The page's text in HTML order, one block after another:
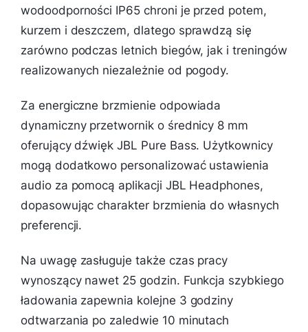
wodoodporności IP65 chroni je przed potem,
kurzem i deszczem, dlatego sprawdzą się
zarówno podczas letnich biegów, jak i treningów
realizowanych niezależnie od pogody.
Za energiczne brzmienie odpowiada
dynamiczny przetwornik o średnicy 8 mm
oferujący dźwięk JBL Pure Bass. Użytkownicy
mogą dodatkowo personalizować ustawienia
audio za pomocą aplikacji JBL Headphones,
dopasowując charakter brzmienia do własnych
preferencji.
Na uwagę zasługuje także czas pracy
wynoszący nawet 25 godzin. Funkcja szybkiego
ładowania zapewnia kolejne 3 godziny
odtwarzania po zaledwie 10 minutach